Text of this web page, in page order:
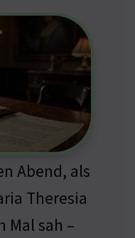
Abend, als
Theresia
Mal sah –